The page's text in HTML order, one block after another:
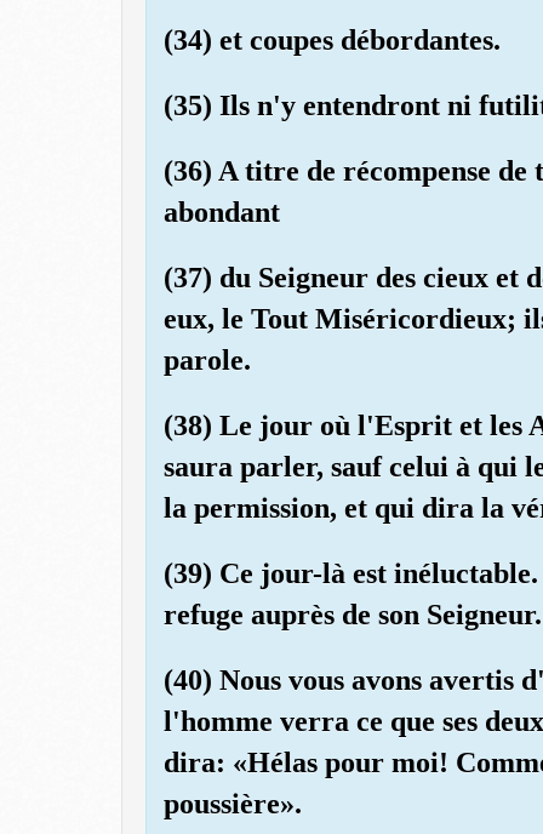
(34) et coupes débordantes.
(35) Ils n'y entendront ni
(36) A titre de récompense
abondant
(37) du Seigneur des cieux et
eux, le Tout Miséricordieux;
parole.
(38) Le jour où l'Esprit et les
saura parler, sauf celui à qui
la permission, et qui dira la
(39) Ce jour-là est
refuge auprès de son Seigneur.
(40) Nous vous avons avertis
l'homme verra ce que ses
dira: «Hélas pour moi!
poussière».